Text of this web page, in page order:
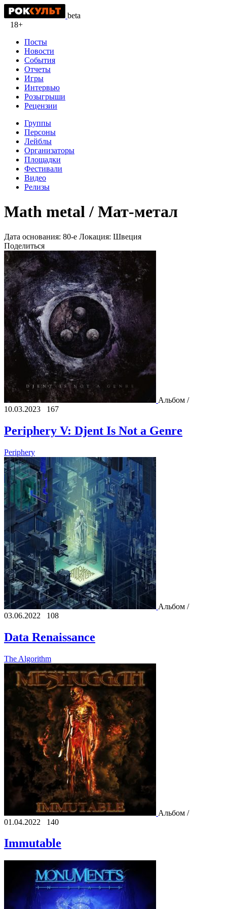
beta
18+
Посты
Новости
События
Отчеты
Игры
Интервью
Розыгрыши
Рецензии
Группы
Персоны
Лейблы
Организаторы
Площадки
Фестивали
Видео
Релизы
Math metal / Мат-метал
Дата основания: 80-е Локация: Швеция
Поделиться
Альбом /
10.03.2023
167
Periphery V: Djent Is Not a Genre
Periphery
Альбом /
03.06.2022
108
Data Renaissance
The Algorithm
Альбом /
01.04.2022
140
Immutable